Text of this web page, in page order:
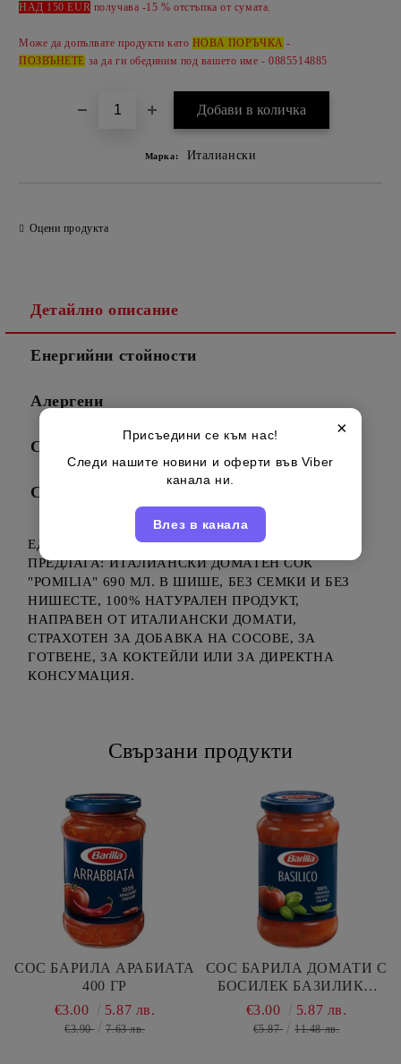
НАД 150 EUR получава -15 %отстъпка от сумата.
Може да допълвате продукти като НОВА ПОРЪЧКА -
ПОЗВЪНЕТЕ за да ги обединим под вашето име - 0885514885
Марка: Италиански
Оцени продукта
Детайлно описание
Енергийни стойности
Алергени
Съставки
Съхранение
ЕДНА ОТ НАЙ-КВАЛИТЕТНАТА МАРКА
ПРЕДЛАГА: ИТАЛИАНСКИ ДОМАТЕН СОК
"POMILIA" 690 МЛ. В ШИШЕ, БЕЗ СЕМКИ И БЕЗ
НИШЕСТЕ, 100% НАТУРАЛЕН ПРОДУКТ,
НАПРАВЕН ОТ ИТАЛИАНСКИ ДОМАТИ,
СТРАХОТЕН ЗА ДОБАВКА НА СОСОВЕ, ЗА
ГОТВЕНЕ, ЗА КОКТЕЙЛИ ИЛИ ЗА ДИРЕКТНА
КОНСУМАЦИЯ.
Свързани продукти
СОС БАРИЛА АРАБИАТА
400 ГР
€3.00
5.87 лв.
€3.90 7.63 лв.
СОС БАРИЛА ДОМАТИ С
БОСИЛЕК БАЗИЛИКО
400 ГР
€3.00 5.87 лв.
€5.87 11.48 лв.
×
Присъедини се към нас!
Следи нашите новини и оферти във Viber
канала ни.
Влез в канала